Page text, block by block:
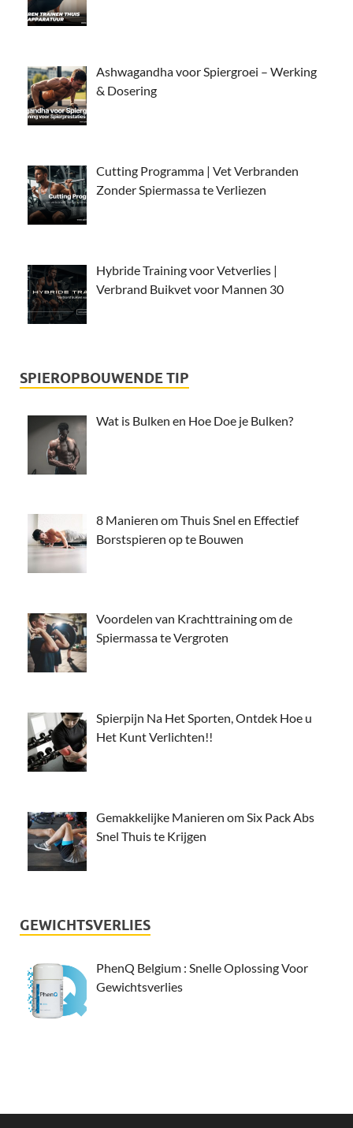
Ashwagandha voor Spiergroei – Werking
& Dosering
Cutting Programma | Vet Verbranden
Zonder Spiermassa te Verliezen
Hybride Training voor Vetverlies |
Verbrand Buikvet voor Mannen 30
SPIEROPBOUWENDE TIP
Wat is Bulken en Hoe Doe je Bulken?
8 Manieren om Thuis Snel en Effectief
Borstspieren op te Bouwen
Voordelen van Krachttraining om de
Spiermassa te Vergroten
Spierpijn Na Het Sporten, Ontdek Hoe u
Het Kunt Verlichten!!
Gemakkelijke Manieren om Six Pack Abs
Snel Thuis te Krijgen
GEWICHTSVERLIES
PhenQ Belgium : Snelle Oplossing Voor
Gewichtsverlies